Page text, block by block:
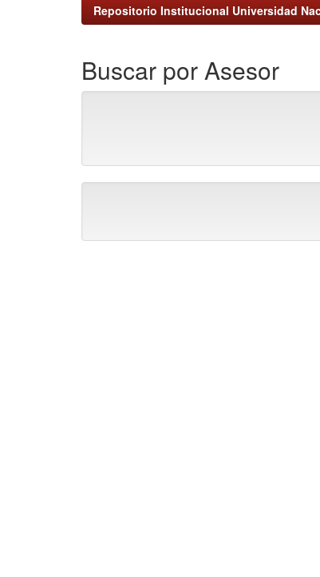
Repositorio Institucional Universidad
Buscar por Asesor